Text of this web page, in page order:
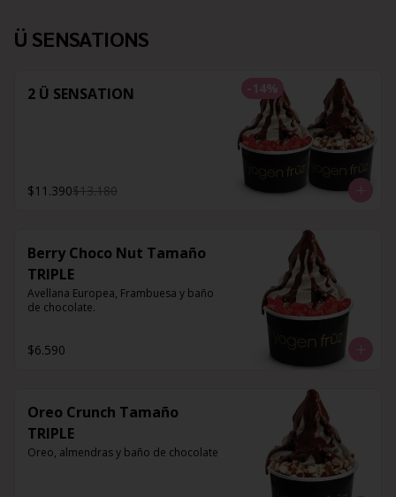
Ü SENSATIONS
-14%
2 Ü SENSATION
$11.390$13.180
Berry Choco Nut Tamaño
TRIPLE
Avellana Europea, Frambuesa y baño
de chocolate.
$6.590
Oreo Crunch Tamaño
TRIPLE
Oreo, almendras y baño de chocolate